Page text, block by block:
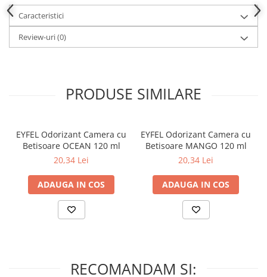
Servetele Umede & Uscate
Ingrijire copii
Cosmetice copii
Lumanari Parfumate
Masina
Parfumuri
Caracteristici
Review-uri(0)
PRODUSE SIMILARE
EYFEL Odorizant Camera cu
Betisoare OCEAN 120 ml
20,34 Lei
ADAUGA IN COS
EYFEL Odorizant Camera cu
Betisoare MANGO 120 ml
20,34 Lei
ADAUGA IN COS
RECOMANDAM SI: